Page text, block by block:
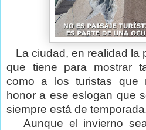
La ciudad, en realidad la
que tiene para mostrar
como a los turistas que
honor a ese eslogan que
siempre está de
Aunque el invierno